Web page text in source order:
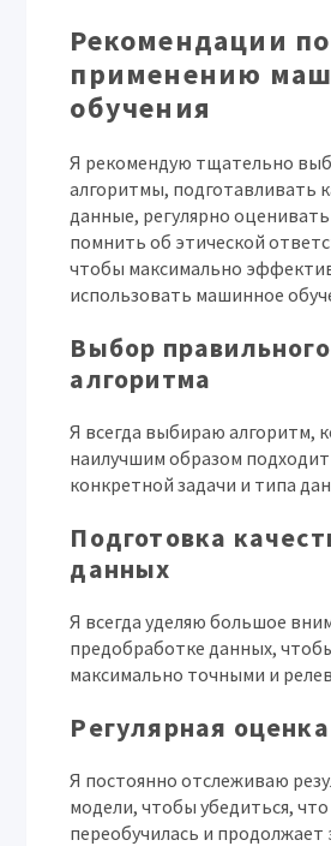
Рекомендации по
применению
обучения
Я рекомендую тщательно
алгоритмы, подготавливать
данные, регулярно
помнить об этической
чтобы максимально
использовать машинное
Выбор правильного
алгоритма
Я всегда выбираю алгоритм,
наилучшим образом подходит
конкретной задачи и типа
Подготовка
данных
Я всегда уделяю большое
предобработке данных,
максимально точными и
Регулярная
Я постоянно отслеживаю
модели, чтобы убедиться,
переобучилась и